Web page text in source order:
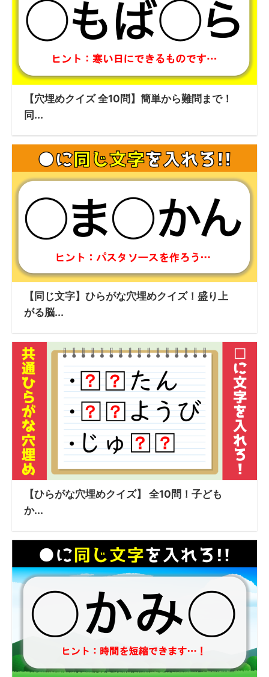
【穴埋めクイズ 全10問】簡単から難問まで！
同...
【同じ文字】ひらがな穴埋めクイズ！盛り上
がる脳...
【ひらがな穴埋めクイズ】 全10問！子ども
か...